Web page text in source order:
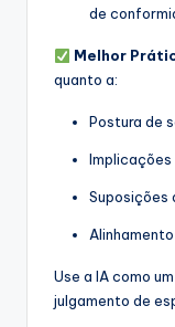
de
Melhor
quanto a:
Postura de
Suposições
Use a IA como um
julgamento de